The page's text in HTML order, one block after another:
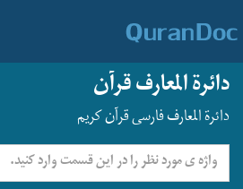
دائرة المعارف قرآن
دائرة المعارف فارسی قرآن کریم